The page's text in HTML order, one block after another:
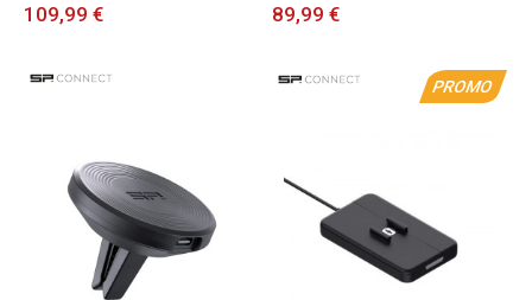
109,99 € 89,99 €
PROMO